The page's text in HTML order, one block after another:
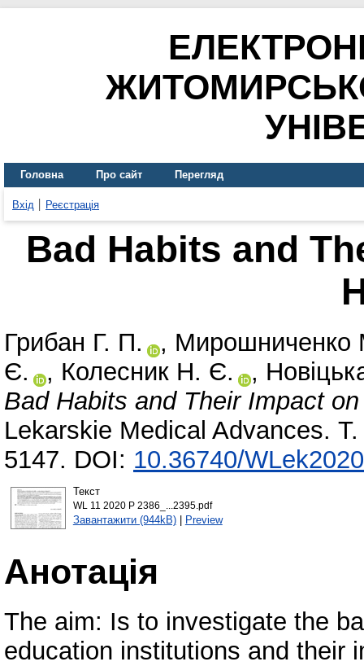
Головна Про сайт Перегляд
Вхід Реєстрація
Bad Habits and
Грибан Г. П. ,
Є.
, Колесник Н. Є. ,
Bad Habits and Their Impact on
Lekarskie Medical Advances.
5147. DOI: 10.36740/
Текст
WL 11 2020 P 2386_...2395.pdf
Завантажити (944kB)| Preview
Анотація
The aim: Is to investigate the
education institutions and their